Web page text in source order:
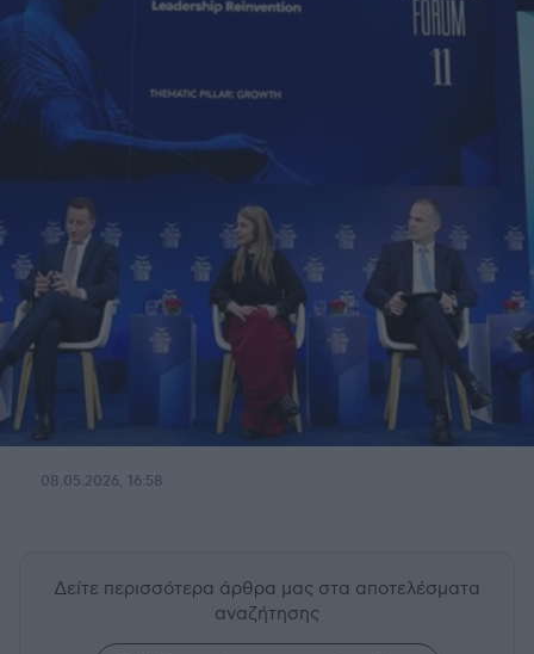
08.05.2026, 16:58
Δείτε περισσότερα άρθρα μας στα αποτελέσματα
αναζήτησης